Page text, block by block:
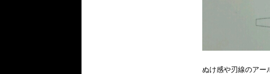
ぬけ感や刃線のアー